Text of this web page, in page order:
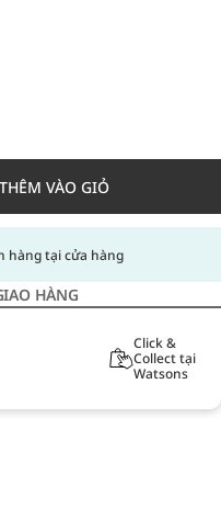
THÊM VÀO GIỎ
hàng tại cửa hàng
HÀNG
Click &
Collect tại
Watsons